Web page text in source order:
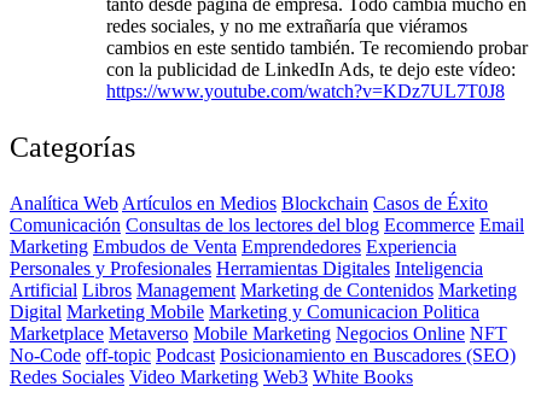
tanto desde página de empresa. Todo cambia mucho en
redes sociales, y no me extrañaría que viéramos
cambios en este sentido también. Te recomiendo probar
con la publicidad de LinkedIn Ads, te dejo este vídeo:
https://www.youtube.com/watch?v=KDz7UL7T0J8
Categorías
Analítica WebArtículos en Medios Blockchain Casos de Éxito
Comunicación Consultas de los lectores del blog Ecommerce Email
Marketing Embudos de Venta Emprendedores Experiencia
Personales y Profesionales Herramientas Digitales Inteligencia
Artificial Libros Management Marketing de Contenidos Marketing
Digital Marketing Mobile Marketing y Comunicacion Politica
Marketplace Metaverso Mobile Marketing Negocios Online NFT
No-Code off-topic Podcast Posicionamiento en Buscadores (SEO)
Redes Sociales Video Marketing Web3 White Books